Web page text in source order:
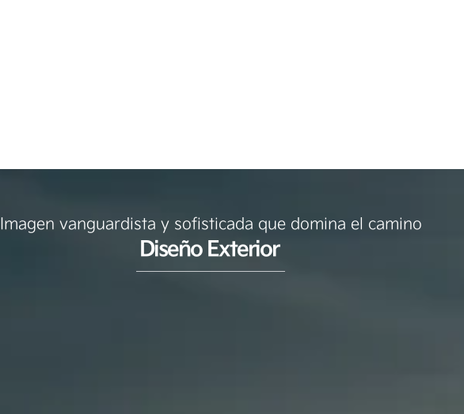
Imagen vanguardista y sofisticada que domina el camino
Diseño Exterior